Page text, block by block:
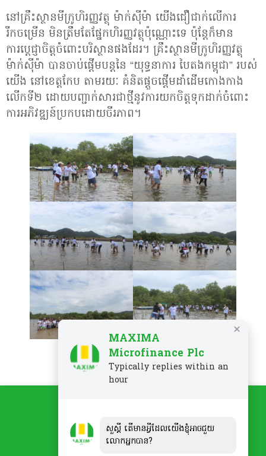
នៅគ្រឹះស្ថានមីក្រូហិរញ្ញវត្ថុ ម៉ាក់ស៊ីម៉ា យើងជឿជាក់លើការ
រីកចម្រើន មិនត្រឹមតែផ្នែកហិរញ្ញវត្ថុប៉ុណ្ណោះទេ ប៉ុន្តែក៏មាន
ការប្តេជ្ញាចិត្តចំពោះបរិស្ថានផងដែរ។ គ្រឹះស្ថានមីក្រូហិរញ្ញវត្ថុ
ម៉ាក់ស៊ីម៉ា បានចាប់ផ្តើមបន្តនៃ “យុទ្ធនាការ បៃតងកម្ពុជា” របស់
យើង នៅខេត្តកែប តាមរយៈ គំនិតផ្តួចផ្តើមដាំដើមកោងកាង
លើកទី២ ដោយបញ្ជាក់សារជាថ្មីនូវការយកចិត្តទុកដាក់ចំពោះ
ការអភិវឌ្ឍន៍ប្រកបដោយចីរភាព។
MAXIMA
Microfinance Plc
Typically replies within an
hour
សួស្ដី តើមានអ្វីដែលយើងខ្ញុំអាចជួយ
លោកអ្នកបាន?